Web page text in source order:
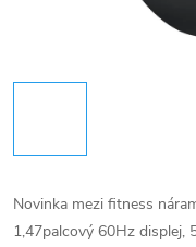
Novinka mezi fitness
1,47palcový 60Hz displej,